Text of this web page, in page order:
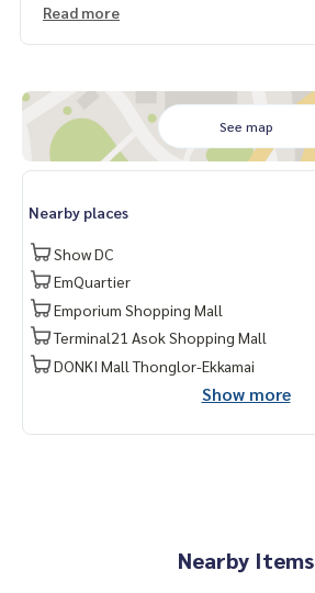
- สระว่ายน้ำ
- ลิฟท์โดยสาร
- ประตูคีย์การ์ด
- ที่จอดรถ
- กล้องวงจรปิด
- รถไฟฟ้า BTS ทองหล่อ
- รถไฟฟ้า BTS พร้อมพงษ์
- ท้องฟ้าจำลอง
- Market Place ทองหล่อ
- Rain Hill
- Park Lane เอกมัย
- รร.นานาชาติ Bangkok Prep
https://lin.ee/SgMus7j
Read more
See map
Nearby places
Show DC
EmQuartier
Emporium Shopping Mall
Terminal21 Asok Shopping Mall
DONKI Mall Thonglor-Ekkamai
Show more
Nearby Items